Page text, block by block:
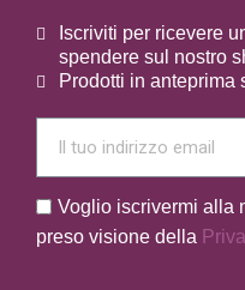
Iscriviti per ricevere
spendere sul nostro
Prodotti in anteprima
Voglio iscrivermi alla
preso visione della